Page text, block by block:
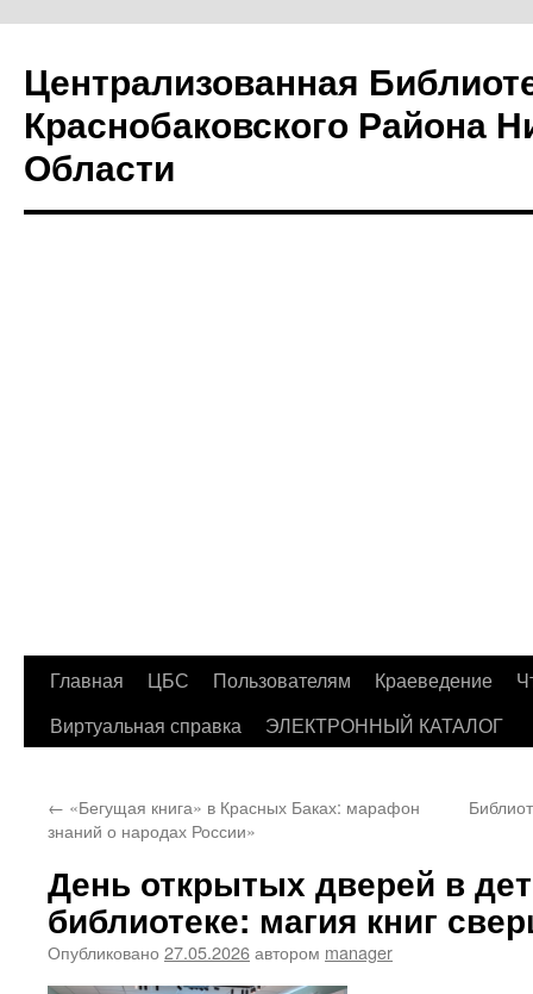
Централизованная
Краснобаковского Района
Области
Перейти
Главная ЦБС Пользователям Краеведение
Виртуальная справка
ЭЛЕКТРОННЫЙ КАТАЛОГ
← «Бегущая книга» в Красных Баках: марафон
знаний о народах России»
День открытых дверей в
библиотеке: магия книг
Опубликовано 27.05.2026автором manager